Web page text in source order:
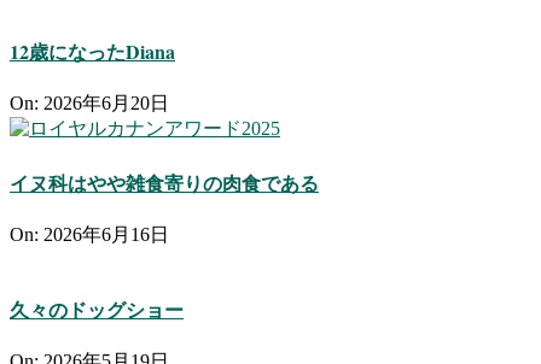
12歳になったDiana
On: 2026年6月20日
イヌ科はやや雑食寄りの肉食である
On: 2026年6月16日
久々のドッグショー